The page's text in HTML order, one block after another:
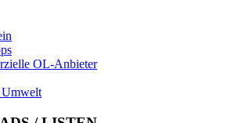
OL-Anbieter